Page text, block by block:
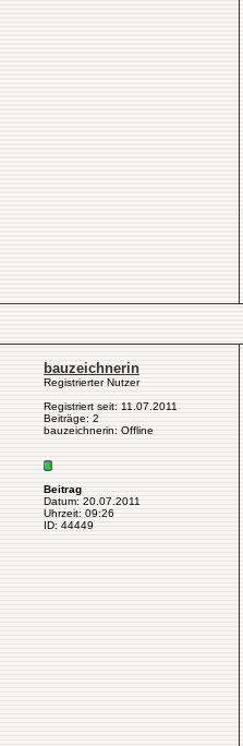
bauzeichnerin
Registrierter Nutzer
Registriert seit: 11.07.2011
Beiträge: 2
bauzeichnerin: Offline
Beitrag
Datum: 20.07.2011
Uhrzeit: 09:26
ID: 44449